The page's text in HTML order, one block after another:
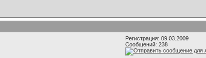
Регистрация: 09.03.2009
Сообщений: 238